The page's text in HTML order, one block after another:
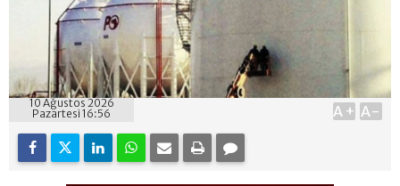
10 Ağustos 2026
Pazartesi 16:56
A+ A-